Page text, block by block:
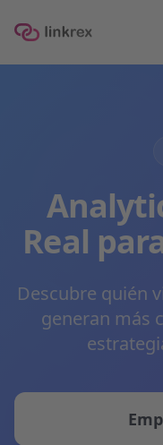
linkrex
Real
Descubre quién
generan más